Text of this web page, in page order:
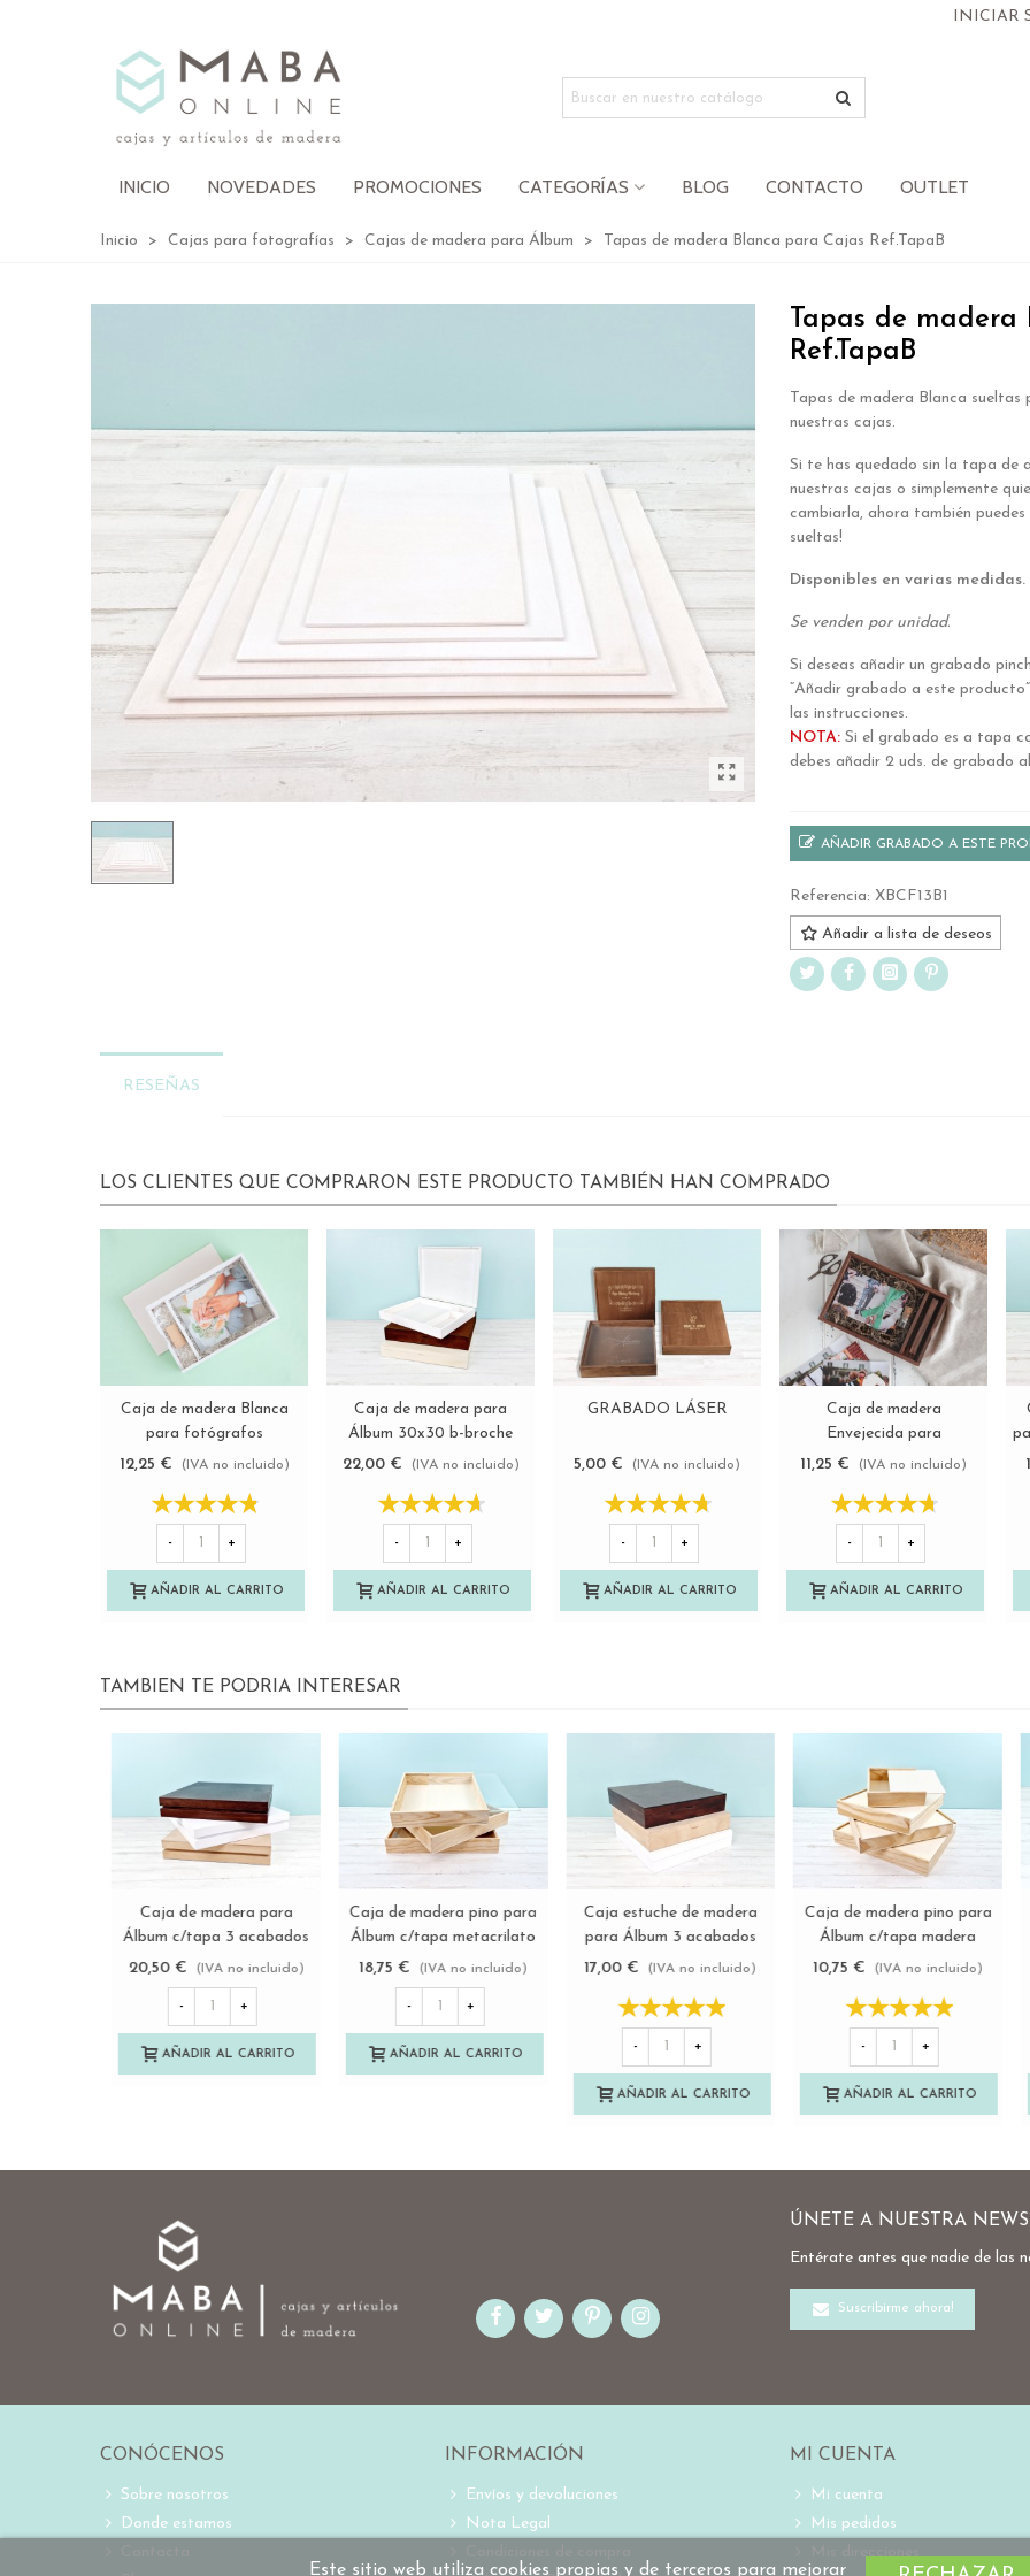
INICIAR
INICIO NOVEDADES PROMOCIONES CATEGORÍAS BLOG CONTACTO OUTLET
Inicio > Cajas para fotografías > Cajas de madera para Álbum > Tapas de madera Blanca para Cajas Ref.TapaB
Tapas de
Ref.TapaB
Tapas de madera Blanca sueltas
nuestras cajas.
Si te has quedado sin la tapa de
nuestras cajas o simplemente
cambiarla, ahora también puedes
sueltas!
Disponibles en varias medidas.
Se venden por unidad.
Si deseas añadir un grabado
“Añadir grabado a este
las instrucciones.
NOTA: Si el grabado es a tapa
debes añadir 2 uds. de grabado
AÑADIR GRABADO A ESTE
Referencia: XBCF13B1
Añadir a lista de deseos
RESEÑAS
LOS CLIENTES QUE COMPRARON ESTE PRODUCTO TAMBIÉN HAN COMPRADO
Ver más
Caja de madera Blanca
para fotógrafos
Ref.P1454DB
12,25 € (IVA no incluido)
- +
AÑADIR AL CARRITO
Ver más
Caja de madera para
Álbum 30x30 b-broche
imán y div. 3 acabados
22,00 € (IVA no incluido)
- +
AÑADIR AL CARRITO
Ver más
GRABADO LÁSER
5,00 € (IVA no incluido)
- +
AÑADIR AL CARRITO
Ver más
Caja de madera
Envejecida para
fotógrafos Ref.P1454DT
11,25 € (IVA no incluido)
- +
AÑADIR AL CARRITO
TAMBIEN TE PODRIA INTERESAR
Ver más
Caja Marco de madera
Blanca 38x29,5x7,5 cm.
para Álbum Ref.PCA38B1
20,00 € (IVA no incluido)
AÑADIR AL CARRITO
Ver más
Caja de madera
22,5x22,5x6 c/tapa
corredera Ref.P1454C8-21
10,75 € (IVA no incluido)
AÑADIR AL CARRITO
Ver más
Caja de madera para
Álbum c/tapa 3 acabados
Ref.PCAT33
20,50 € (IVA no incluido)
- +
AÑADIR AL CARRITO
Ver más
Caja de madera pino para
Álbum c/tapa metacrilato
varias medidas Ref.
18,75 € (IVA no incluido)
- +
AÑADIR AL CARRITO
ÚNETE A NUESTRA
Entérate antes que nadie de las
Suscribirme ahora!
Este sitio web utiliza cookies propias y de terceros para mejorar
CONÓCENOS
Sobre nosotros
Donde estamos
INFORMACIÓN
Envíos y devoluciones
Nota Legal
MI CUENTA
Mi cuenta
Mis pedidos